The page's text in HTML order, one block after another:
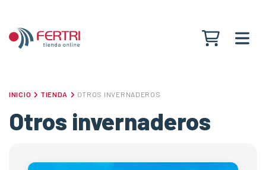
Ver
INICIO TIENDA OTROS INVERNADEROS
Otros invernaderos